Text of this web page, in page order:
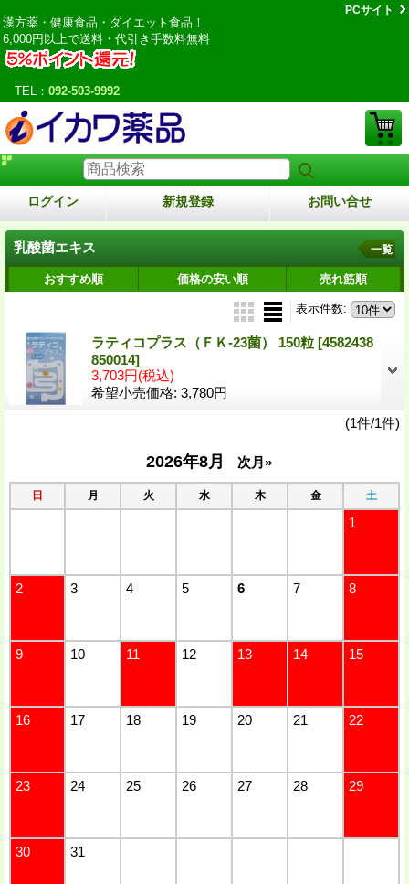
漢方薬・健康食品・ダイエット食品！
6,000円以上で送料・代引き手数料無料
TEL： 092-503-9992
PCサイト
ログイン 新規登録 お問い合せ
乳酸菌エキス 一覧
おすすめ順 価格の安い順 売れ筋順
表示件数:
ラティコプラス（ＦＫ-23菌） 150粒 [4582438
850014]
3,703円(税込)
希望小売価格: 3,780円
(1件/1件)
2026年8月 次月»
日 月 火 水 木 金 土
1
2 3 4 5 6 7 8
9 10 11 12 13 14 15
16 17 18 19 20 21 22
23 24 25 26 27 28 29
30 31